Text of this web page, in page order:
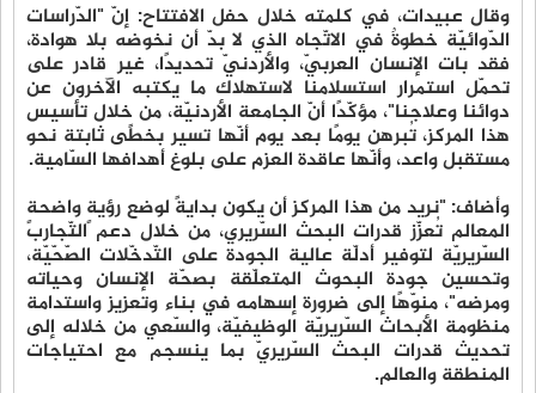
وقال عبيدات، في كلمته خلال حفل الافتتاح: إنّ "الدّراسات
الدّوائيّة خطوةٌ في الاتّجاه الذي لا بدّ أن نخوضه بلا هوادة،
فقد بات الإنسان العربيّ، والأردنيّ تحديدًا، غير قادر على
تحمّل استمرار استسلامنا لاستهلاك ما يكتبه الآخرون عن
دوائنا وعلاجنا"، مؤكّدًا أنّ الجامعة الأردنيّة، من خلال تأسيس
هذا المركز، تُبرهن يومًا بعد يوم أنّها تسير بخطًى ثابتة نحو
مستقبل واعد، وأنّها عاقدة العزم على بلوغ أهدافها السّامية.
وأضاف: "نريد من هذا المركز أن يكون بدايةً لوضع رؤيةٍ واضحةٍ
المعالم تُعزّز قدرات البحث السّريري، من خلال دعم التّجارب
السّريريّة لتوفير أدلّة عالية الجودة على التّدخّلات الصّحّيّة،
وتحسين جودة البحوث المتعلّقة بصحّة الإنسان وحياته
ومرضه"، منوّهًا إلى ضرورة إسهامه في بناء وتعزيز واستدامة
منظومة الأبحاث السّريريّة الوظيفيّة، والسّعي من خلاله إلى
تحديث قدرات البحث السّريريّ بما ينسجم مع احتياجات
المنطقة والعالم.